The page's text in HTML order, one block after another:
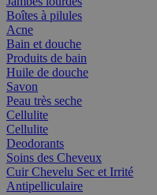
Boîtes à pilules
Acne
Bain et douche
Produits de bain
Huile de douche
Savon
Peau très seche
Cellulite
Cellulite
Deodorants
Soins des Cheveux
Cuir Chevelu Sec et Irrité
Antipelliculaire